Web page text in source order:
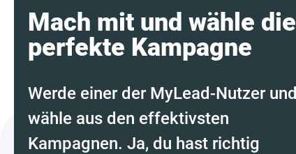
Mach mit und wähle die
perfekte Kampagne
Werde einer der MyLead-Nutzer und
wähle aus den effektivsten
Kampagnen. Ja, du hast richtig